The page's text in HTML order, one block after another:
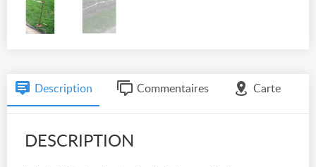
Description Commentaires Carte
DESCRIPTION